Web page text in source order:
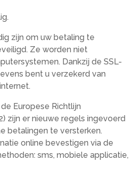
zijn om uw betaling te
Ze worden niet
Dankzij de SSL-
bent u verzekerd van
Europese Richtlijn
zijn er nieuwe regels ingevoerd
betalingen te versterken.
online bevestigen via de
sms, mobiele applicatie,